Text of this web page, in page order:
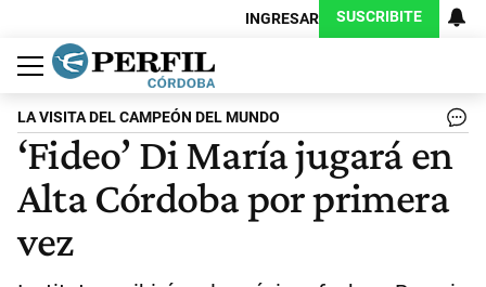
INGRESAR SUSCRIBITE
Política
Economía
Judiciales
Sociedad
Cultura
Espectáculos
Deportes
Protagonistas
LA VISITA DEL CAMPEÓN DEL MUNDO
‘Fideo’ Di María jugará en
Alta Córdoba por primera
vez